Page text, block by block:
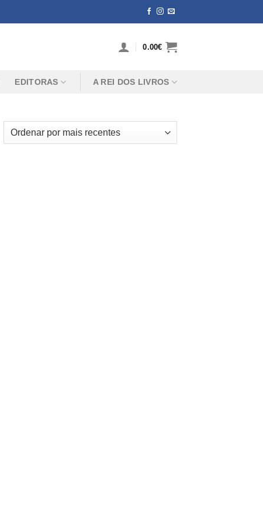
0.00€
EDITORAS A REI DOS LIVROS